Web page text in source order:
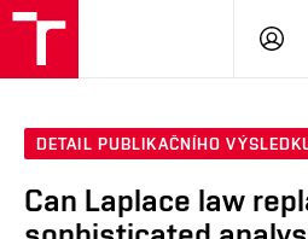
DETAIL PUBLIKAČNÍHO
Can Laplace law